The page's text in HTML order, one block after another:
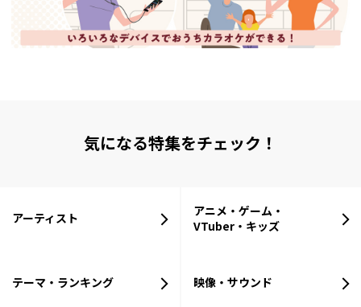
気になる特集をチェック！
アーティスト
アニメ・ゲーム・
VTuber・キッズ
テーマ・ランキング 映像・サウンド